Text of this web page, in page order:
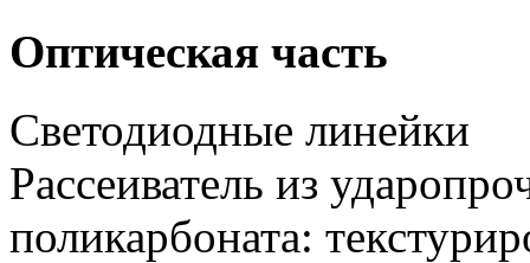
Оптическая часть
Светодиодные линейки
Рассеиватель из
поликарбоната: